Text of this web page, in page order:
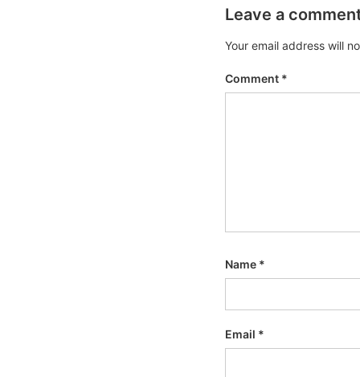
Leave a
Your email address will
Comment *
Name *
Email *